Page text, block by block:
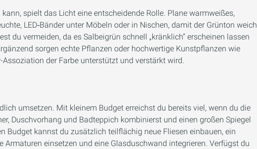
spielt das Licht eine entscheidende Rolle. Plane warmweißes,
LED‑Bänder unter Möbeln oder in Nischen, damit der Grünton weich
du vermeiden, da es Salbeigrün schnell „kränklich“ erscheinen lassen
sorgen echte Pflanzen oder hochwertige Kunstpflanzen wie
der Farbe unterstützt und verstärkt wird.
umsetzen. Mit kleinem Budget erreichst du bereits viel, wenn du die
Duschvorhang und Badteppich kombinierst und einen großen Spiegel
Budget kannst du zusätzlich teilflächig neue Fliesen einbauen, ein
einsetzen und eine Glasduschwand integrieren. Verfügst du